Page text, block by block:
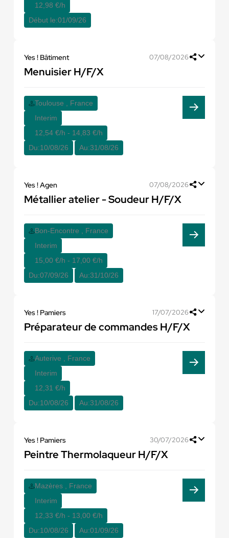
12,98 €/h
Début le:01/09/26
Yes ! Bâtiment 07/08/2026
Menuisier H/F/X
Toulouse , France
Interim
12,54 €/h - 14,83 €/h
Du:10/08/26 Au:31/08/26
Yes ! Agen 07/08/2026
Métallier atelier - Soudeur H/F/X
Bon-Encontre , France
Interim
15,00 €/h - 17,00 €/h
Du:07/09/26 Au:31/10/26
Yes ! Pamiers 17/07/2026
Préparateur de commandes H/F/X
Auterive , France
Interim
12,31 €/h
Du:10/08/26 Au:31/08/26
Yes ! Pamiers 30/07/2026
Peintre Thermolaqueur H/F/X
Mazères , France
Interim
12,33 €/h - 13,00 €/h
Du:10/08/26 Au:01/09/26